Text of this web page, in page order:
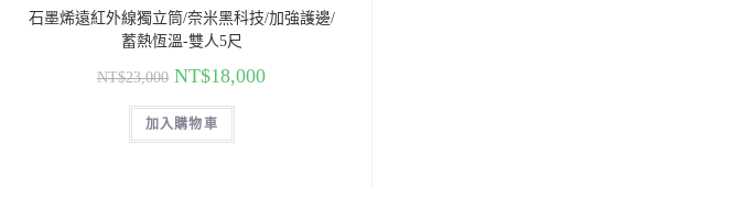
石墨烯遠紅外線獨立筒/奈米黑科技/加強護邊/
蓄熱恆溫-雙人5尺
NT$23,000 NT$18,000
加入購物車